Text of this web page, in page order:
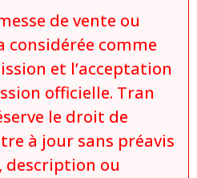
de vente ou
considérée comme
et l’acceptation
officielle. Tran
le droit de
à jour sans préavis
ou